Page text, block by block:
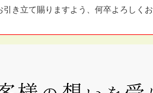
き立て賜りますよう、何卒よろしく